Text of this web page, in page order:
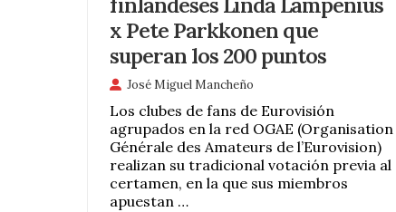
x Pete Parkkonen que
superan los 200 puntos
José Miguel Mancheño
Los clubes de fans de Eurovisión
agrupados en la red OGAE (Organisation
Générale des Amateurs de l’Eurovision)
realizan su tradicional votación previa al
certamen, en la que sus miembros
apuestan …